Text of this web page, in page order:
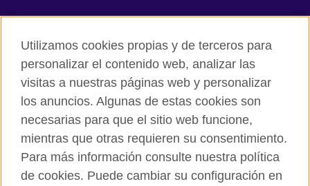
British Council global
Políticas de privacidad y condiciones de uso
Utilizamos cookies propias y de terceros para
personalizar el contenido web, analizar las
visitas a nuestras páginas web y personalizar
los anuncios. Algunas de estas cookies son
necesarias para que el sitio web funcione,
mientras que otras requieren su consentimiento.
Para más información consulte nuestra política
de cookies. Puede cambiar su configuración en